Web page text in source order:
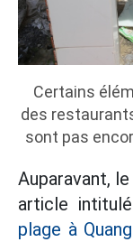
Certains
des
sont pas
Auparavant,
article intitulé
plage à